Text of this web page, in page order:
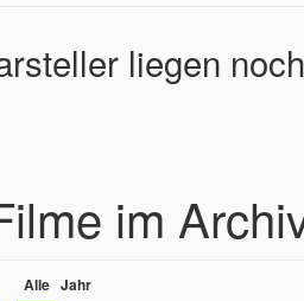
liegen
im
Alle Jahr